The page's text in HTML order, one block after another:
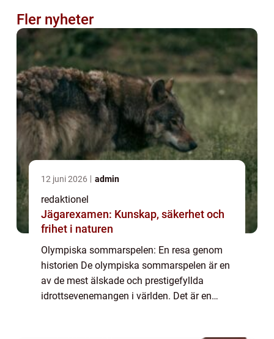
Fler nyheter
12 juni 2026 admin
redaktionel
Jägarexamen: Kunskap, säkerhet och
frihet i naturen
Olympiska sommarspelen: En resa genom
historien De olympiska sommarspelen är en
av de mest älskade och prestigefyllda
idrottsevenemangen i världen. Det är en